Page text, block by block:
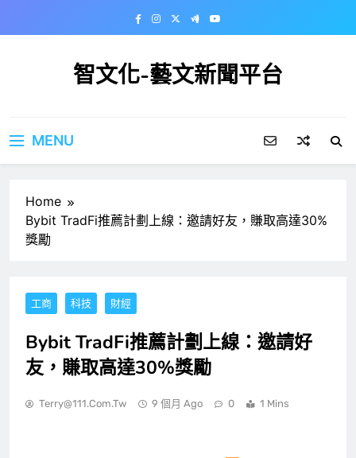
智文化-藝文新聞平台
MENU
Home
Bybit TradFi推薦計劃上線：邀請好友，賺取高達30%
獎勵
工商 科技 財經
Bybit TradFi推薦計劃上線：邀請好
友，賺取高達30%獎勵
Terry@111.com.tw 9 個月 Ago 0 1 Mins